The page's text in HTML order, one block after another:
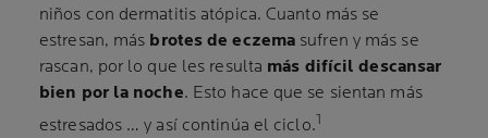
niños con dermatitis atópica. Cuanto más se
estresan, más brotes de eczema sufren y más se
rascan, por lo que les resulta más difícil descansar
bien por la noche. Esto hace que se sientan más
estresados … y así continúa el ciclo.1